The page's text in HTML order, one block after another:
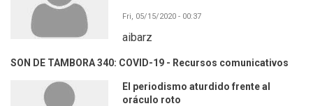
Fri, 05/15/2020 - 00:37
aibarz
SON DE TAMBORA 340: COVID-19 - Recursos comunicativos
El periodismo aturdido frente al
oráculo roto